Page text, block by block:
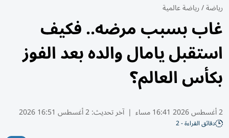
رياضة/رياضة عالمية
غاب بسبب مرضه.. فكيف
استقبل يامال والده بعد الفوز
بكأس العالم؟
2 أغسطس 2026 16:41 مساء | آخر تحديث:2 أغسطس 16:51 2026
دقائق القراءة - 2